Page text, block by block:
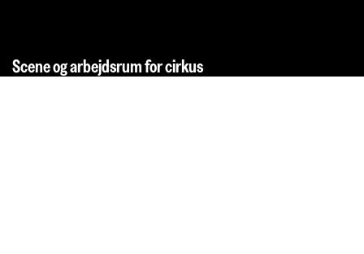
Scene og arbejdsrum for cirkus